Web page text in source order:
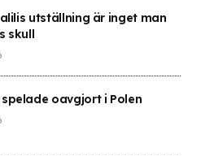
utställning är inget man
skull
oavgjort i Polen